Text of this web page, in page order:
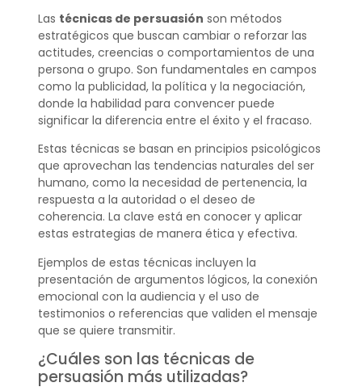
Las técnicas de persuasión son métodos
estratégicos que buscan cambiar o reforzar las
actitudes, creencias o comportamientos de una
persona o grupo. Son fundamentales en campos
como la publicidad, la política y la negociación,
donde la habilidad para convencer puede
significar la diferencia entre el éxito y el fracaso.
Estas técnicas se basan en principios psicológicos
que aprovechan las tendencias naturales del ser
humano, como la necesidad de pertenencia, la
respuesta a la autoridad o el deseo de
coherencia. La clave está en conocer y aplicar
estas estrategias de manera ética y efectiva.
Ejemplos de estas técnicas incluyen la
presentación de argumentos lógicos, la conexión
emocional con la audiencia y el uso de
testimonios o referencias que validen el mensaje
que se quiere transmitir.
¿Cuáles son las técnicas de
persuasión más utilizadas?